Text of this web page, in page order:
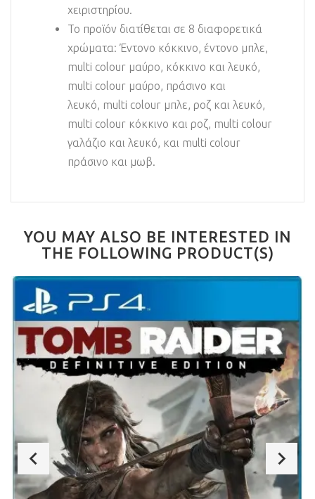
χειριστηρίου.
Το προϊόν διατίθεται σε 8 διαφορετικά
χρώματα: Έντονο κόκκινο, έντονο μπλε,
multi colour μαύρο, κόκκινο και λευκό,
multi colour μαύρο, πράσινο και
λευκό, multi colour μπλε, ροζ και λευκό,
multi colour κόκκινο και ροζ, multi colour
γαλάζιο και λευκό, και multi colour
πράσινο και μωβ.
YOU MAY ALSO BE INTERESTED IN
THE FOLLOWING PRODUCT(S)